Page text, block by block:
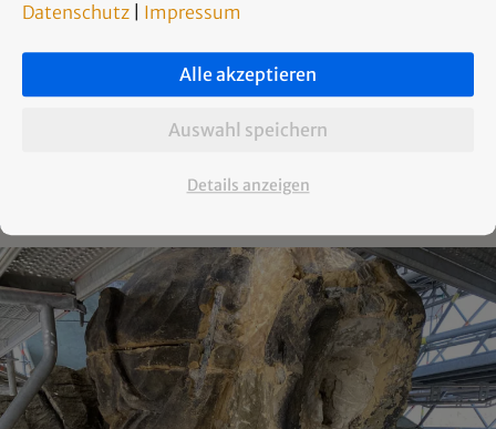
Datenschutz Impressum
Alle akzeptieren
Auswahl speichern
Details anzeigen